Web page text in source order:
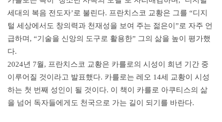
세대의 복음 전도자’로 불린다. 프란치스코 교황은 그를 “디지
털 세상에서도 창의력과 천재성을 보여 주는 젊은이”로 자주 언
급하며, “기술을 신앙의 도구로 활용한” 그의 삶을 높이 평가했
다.
2024년 7월, 프란치스코 교황은 카를로의 시성이 희년 기간 중
이루어질 것이라고 발표했다. 카를로는 레오 14세 교황이 시성
하는 첫 번째 성인이 될 것이다. 이 책이 카를로 아쿠티스의 삶
을 넘어 독자들에게도 천국으로 가는 길이 되기를 바란다.